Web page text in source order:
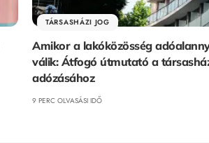
TÁRSASHÁZI JOG
Amikor a lakóközösség
válik: Átfogó útmutató a
adózásához
9 PERC OLVASÁSI IDŐ